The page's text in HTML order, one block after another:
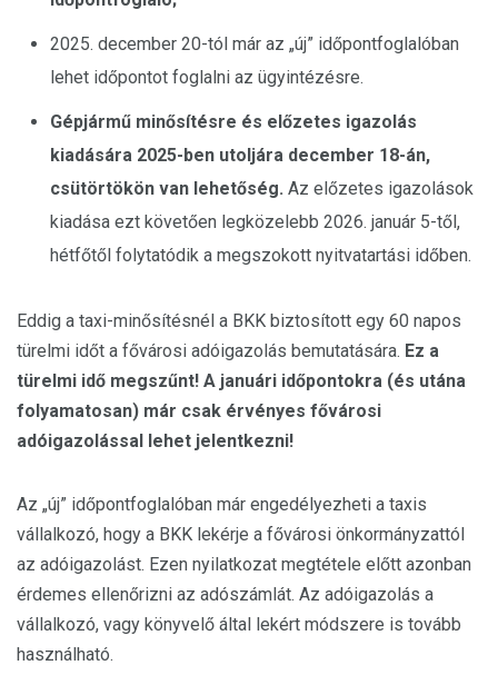
2025. december 20-tól már az „új” időpontfoglalóban
lehet időpontot foglalni az ügyintézésre.
Gépjármű minősítésre és előzetes igazolás
kiadására 2025-ben utoljára december 18-án,
csütörtökön van lehetőség. Az előzetes igazolások
kiadása ezt követően legközelebb 2026. január 5-től,
hétfőtől folytatódik a megszokott nyitvatartási időben.
Eddig a taxi-minősítésnél a BKK biztosított egy 60 napos
türelmi időt a fővárosi adóigazolás bemutatására. Ez a
türelmi idő megszűnt! A januári időpontokra (és utána
folyamatosan) már csak érvényes fővárosi
adóigazolással lehet jelentkezni!
Az „új” időpontfoglalóban már engedélyezheti a taxis
vállalkozó, hogy a BKK lekérje a fővárosi önkormányzattól
az adóigazolást. Ezen nyilatkozat megtétele előtt azonban
érdemes ellenőrizni az adószámlát. Az adóigazolás a
vállalkozó, vagy könyvelő által lekért módszere is tovább
használható.